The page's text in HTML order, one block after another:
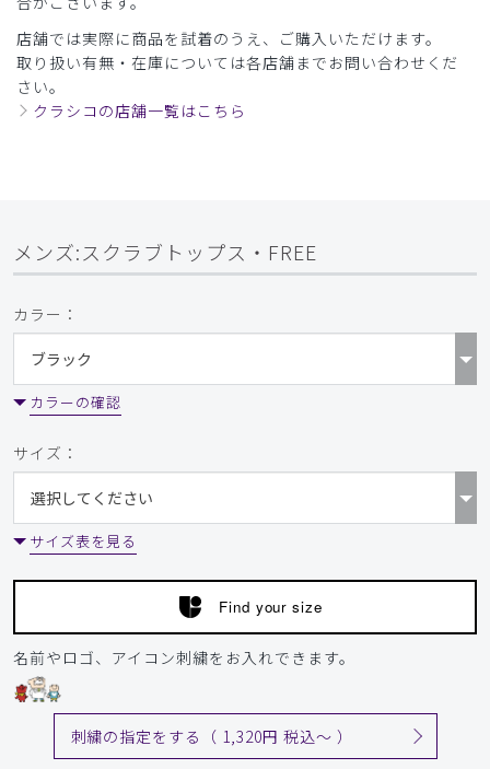
購入確認済み
年齢: 40代 身長:171-175cm 体重:66-70kg
サイズ感小さめ
大きめ
ストレッチ感
厚さとても薄い
役に立った 0
ゆう様
購入確認済み
サイズ感小さめ
大きめ
ストレッチ感よく伸びる
厚さ
とても薄い
生地が思っていたより薄かった、パンツが細身でもうワンサ
248メンズ:スクラブトップス・FREE/ネイビー/M
役に立った 0
​1 ​2 ​3 ​4 ​6
店舗では実際に商品を試着のうえ、ご購入いただけます。
取り扱い有無・在庫については各店舗までお問い合わせくだ
さい。
クラシコの店舗一覧はこちら
メンズ:スクラブトップス・FREE
カラー：
カラーの確認
サイズ：
サイズ表を見る
Find your size
名前やロゴ、アイコン刺繍をお入れできます。
刺繍の指定をする（ 1,320円 税込〜 ）